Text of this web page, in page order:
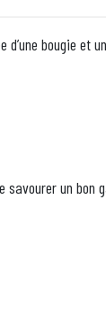
bougie et
savourer un bon